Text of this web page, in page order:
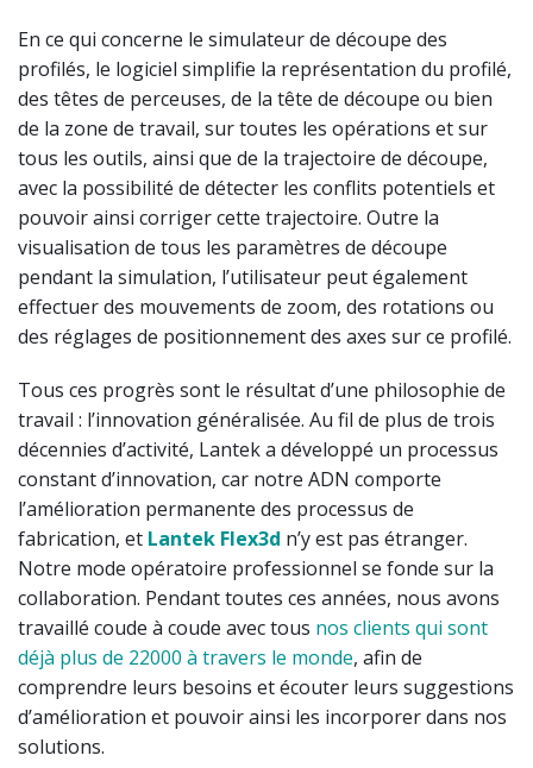
En ce qui concerne le simulateur de découpe des
profilés, le logiciel simplifie la représentation du profilé,
des têtes de perceuses, de la tête de découpe ou bien
de la zone de travail, sur toutes les opérations et sur
tous les outils, ainsi que de la trajectoire de découpe,
avec la possibilité de détecter les conflits potentiels et
pouvoir ainsi corriger cette trajectoire. Outre la
visualisation de tous les paramètres de découpe
pendant la simulation, l’utilisateur peut également
effectuer des mouvements de zoom, des rotations ou
des réglages de positionnement des axes sur ce profilé.
Tous ces progrès sont le résultat d’une philosophie de
travail : l’innovation généralisée. Au fil de plus de trois
décennies d’activité, Lantek a développé un processus
constant d’innovation, car notre ADN comporte
l’amélioration permanente des processus de
fabrication, et Lantek Flex3d n’y est pas étranger.
Notre mode opératoire professionnel se fonde sur la
collaboration. Pendant toutes ces années, nous avons
travaillé coude à coude avec tous nos clients qui sont
déjà plus de 22000 à travers le monde, afin de
comprendre leurs besoins et écouter leurs suggestions
d’amélioration et pouvoir ainsi les incorporer dans nos
solutions.